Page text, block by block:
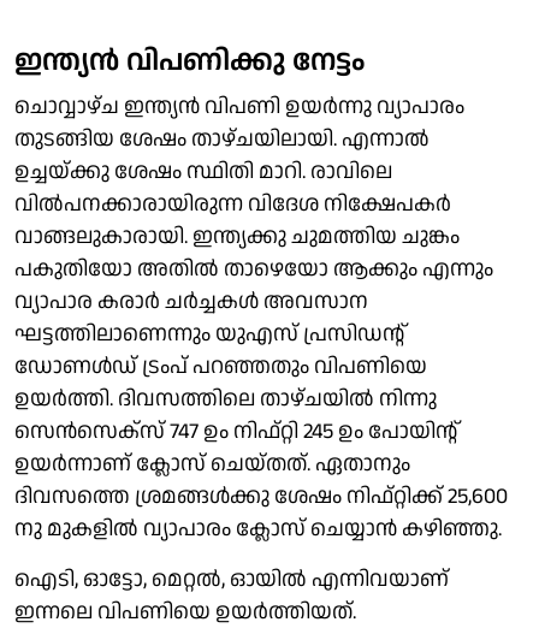
ഇന്ത്യന്‍ വിപണിക്കു നേട്ടം
ചാെവ്വാഴ്ച ഇന്ത്യന്‍ വിപണി ഉയര്‍ന്നു വ്യാപാരം
തുടങ്ങിയ ശേഷം താഴ്ചയിലായി. എന്നാല്‍
ഉച്ചയ്ക്കു ശേഷം സ്ഥിതി മാറി. രാവിലെ
വില്‍പനക്കാരായിരുന്ന വിദേശ നിക്ഷേപകര്‍
വാങ്ങലുകാരായി. ഇന്ത്യക്കു ചുമത്തിയ ചുങ്കം
പകുതിയോ അതില്‍ താഴെയോ ആക്കും എന്നും
വ്യാപാര കരാര്‍ ചര്‍ച്ചകള്‍ അവസാന
ഘട്ടത്തിലാണെന്നും യുഎസ് പ്രസിഡന്റ്
ഡോണള്‍ഡ് ട്രംപ് പറഞ്ഞതും വിപണിയെ
ഉയര്‍ത്തി. ദിവസത്തിലെ താഴ്ചയില്‍ നിന്നു
സെന്‍സെക്‌സ് 747 ഉം നിഫ്റ്റി 245 ഉം പോയിന്റ്
ഉയര്‍ന്നാണ് ക്ലോസ് ചെയ്തത്. ഏതാനും
ദിവസത്തെ ശ്രമങ്ങള്‍ക്കു ശേഷം നിഫ്റ്റിക്ക് 25,600
നു മുകളില്‍ വ്യാപാരം ക്ലോസ് ചെയ്യാന്‍ കഴിഞ്ഞു.
ഐടി, ഓട്ടോ, മെറ്റല്‍, ഓയില്‍ എന്നിവയാണ്
ഇന്നലെ വിപണിയെ ഉയര്‍ത്തിയത്.